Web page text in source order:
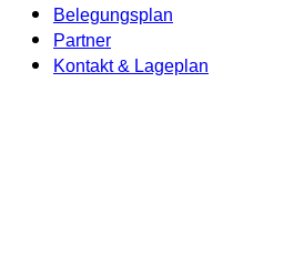
Belegungsplan
Partner
Kontakt & Lageplan